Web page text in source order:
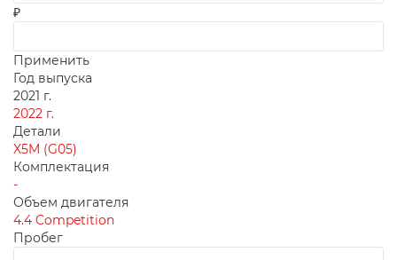
₽
Применить
Год выпуска
2021 г.
2022 г.
Детали
X5M (G05)
Комплектация
-
Объем двигателя
4.4 Competition
Пробег